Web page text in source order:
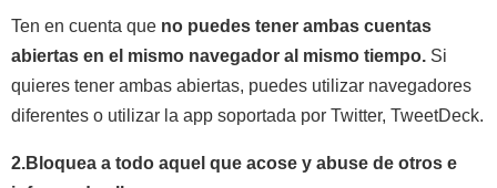
Ten en cuenta que no puedes tener ambas cuentas
abiertas en el mismo navegador al mismo tiempo. Si
quieres tener ambas abiertas, puedes utilizar navegadores
diferentes o utilizar la app soportada por Twitter, TweetDeck.
2.Bloquea a todo aquel que acose y abuse de otros e